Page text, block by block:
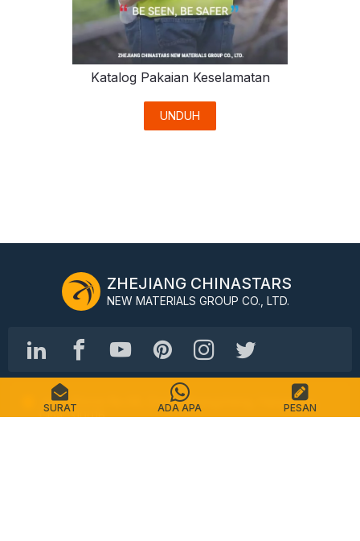
Katalog Pakaian Keselamatan
UNDUH
ZHEJIANG CHINASTARS
NEW MATERIALS GROUP CO., LTD.
Jalan Shimin No.98, Distrik Shangcheng, Hangzhou,
Cina, 310016
SURAT ADA APA PESAN